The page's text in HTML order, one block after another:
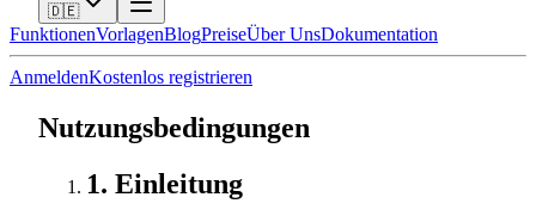
🇩🇪
FunktionenVorlagenBlogPreiseÜber UnsDokumentation
AnmeldenKostenlos registrieren
Nutzungsbedingungen
1. Einleitung